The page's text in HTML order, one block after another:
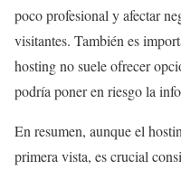
poco profesional y afectar
visitantes. También es
hosting no suele ofrecer
podría poner en riesgo la
En resumen, aunque el
primera vista, es crucial